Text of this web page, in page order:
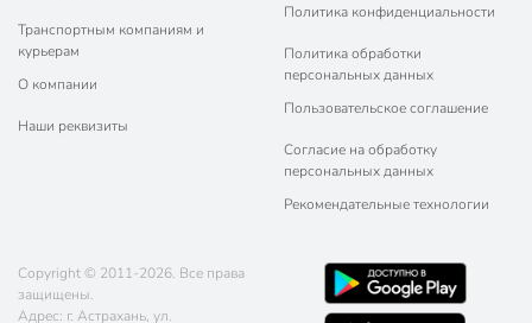
Транспортным компаниям и
курьерам
О компании
Наши реквизиты
Политика конфиденциальности
Политика обработки
персональных данных
Пользовательское соглашение
Согласие на обработку
персональных данных
Рекомендательные технологии
Copyright © 2011-2026. Все права
защищены.
Адрес: г. Астрахань, ул.